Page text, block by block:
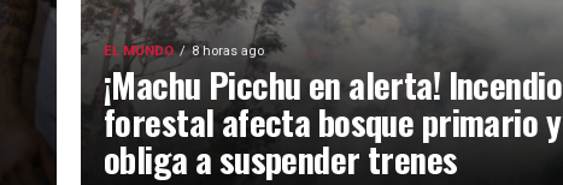
EL MUNDO 8 horas ago
¡Machu Picchu en alerta! Incendio
forestal afecta bosque primario y
obliga a suspender trenes